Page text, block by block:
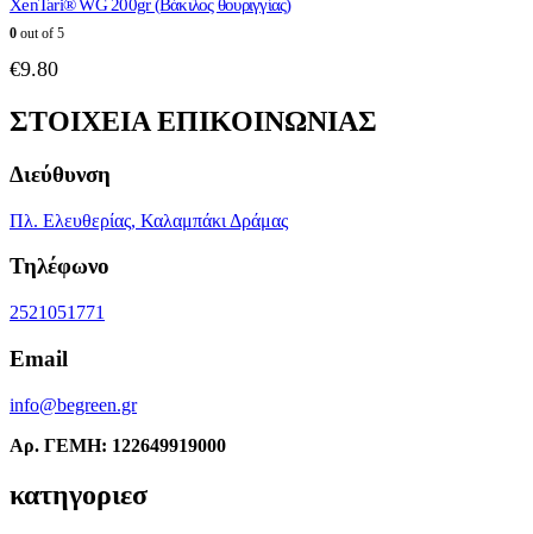
XenTari® WG 200gr (Βάκιλος θουριγγίας)
0 out of 5
€9.80
ΣΤΟΙΧΕΙΑ ΕΠΙΚΟΙΝΩΝΙΑΣ
Διεύθυνση
Πλ. Ελευθερίας, Καλαμπάκι Δράμας
Τηλέφωνο
2521051771
Email
info@begreen.gr
Αρ. ΓΕΜΗ: 122649919000
κατηγοριεσ